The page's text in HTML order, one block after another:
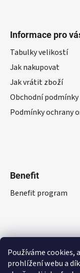
Používáme cookies,
prohlížení webu a
Informace pro
Tabulky velikostí
Jak nakupovat
Jak vrátit zboží
Obchodní podmínky
Podmínky ochrany
Benefit
Benefit program